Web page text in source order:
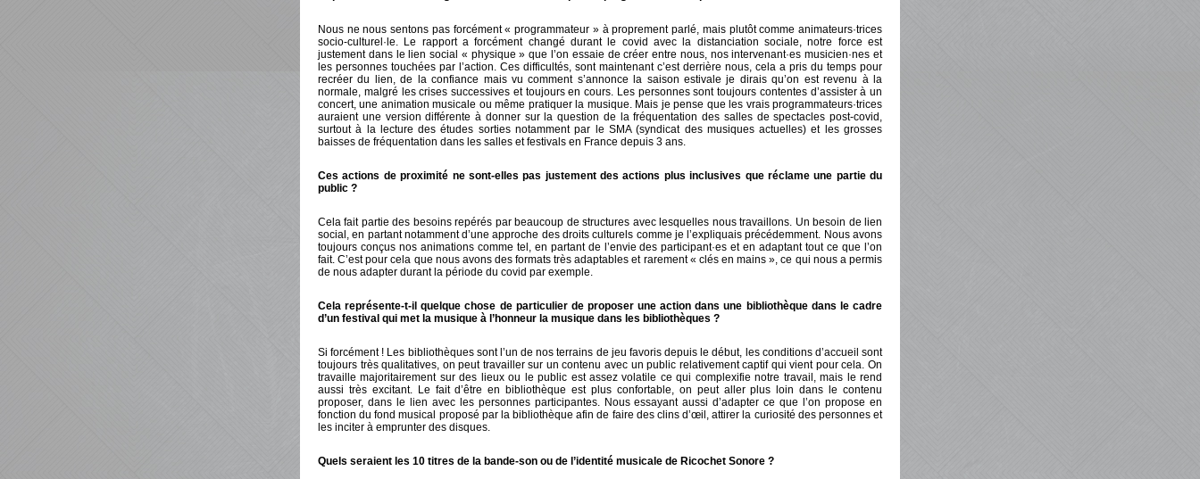
Nous ne nous sentons pas forcément « programmateur » à proprement parlé, mais plutôt comme animateurs·trices
socio-culturel·le. Le rapport a forcément changé durant le covid avec la distanciation sociale, notre force est
justement dans le lien social « physique » que l’on essaie de créer entre nous, nos intervenant·es musicien·nes et
les personnes touchées par l’action. Ces difficultés, sont maintenant c’est derrière nous, cela a pris du temps pour
recréer du lien, de la confiance mais vu comment s’annonce la saison estivale je dirais qu’on est revenu à la
normale, malgré les crises successives et toujours en cours. Les personnes sont toujours contentes d’assister à un
concert, une animation musicale ou même pratiquer la musique. Mais je pense que les vrais programmateurs·trices
auraient une version différente à donner sur la question de la fréquentation des salles de spectacles post-covid,
surtout à la lecture des études sorties notamment par le SMA (syndicat des musiques actuelles) et les grosses
baisses de fréquentation dans les salles et festivals en France depuis 3 ans.
Ces actions de proximité ne sont-elles pas justement des actions plus inclusives que réclame une partie du
public ?
Cela fait partie des besoins repérés par beaucoup de structures avec lesquelles nous travaillons. Un besoin de lien
social, en partant notamment d’une approche des droits culturels comme je l’expliquais précédemment. Nous avons
toujours conçus nos animations comme tel, en partant de l’envie des participant·es et en adaptant tout ce que l’on
fait. C’est pour cela que nous avons des formats très adaptables et rarement « clés en mains », ce qui nous a permis
de nous adapter durant la période du covid par exemple.
Cela représente-t-il quelque chose de particulier de proposer une action dans une bibliothèque dans le cadre
d’un festival qui met la musique à l’honneur la musique dans les bibliothèques ?
Si forcément ! Les bibliothèques sont l’un de nos terrains de jeu favoris depuis le début, les conditions d’accueil sont
toujours très qualitatives, on peut travailler sur un contenu avec un public relativement captif qui vient pour cela. On
travaille majoritairement sur des lieux ou le public est assez volatile ce qui complexifie notre travail, mais le rend
aussi très excitant. Le fait d’être en bibliothèque est plus confortable, on peut aller plus loin dans le contenu
proposer, dans le lien avec les personnes participantes. Nous essayant aussi d’adapter ce que l’on propose en
fonction du fond musical proposé par la bibliothèque afin de faire des clins d’œil, attirer la curiosité des personnes et
les inciter à emprunter des disques.
Quels seraient les 10 titres de la bande-son ou de l’identité musicale de Ricochet Sonore ?